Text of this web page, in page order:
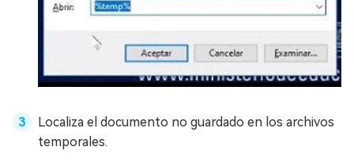
Localiza el documento no guardado en los archivos
temporales.